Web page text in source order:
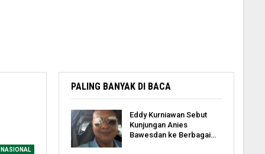
NASIONAL
PALING BANYAK DI BACA
Eddy Kurniawan Sebut
Kunjungan Anies
Bawesdan ke Berbagai…